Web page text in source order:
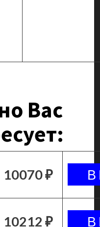
Вас
10070 ₽
10212 ₽